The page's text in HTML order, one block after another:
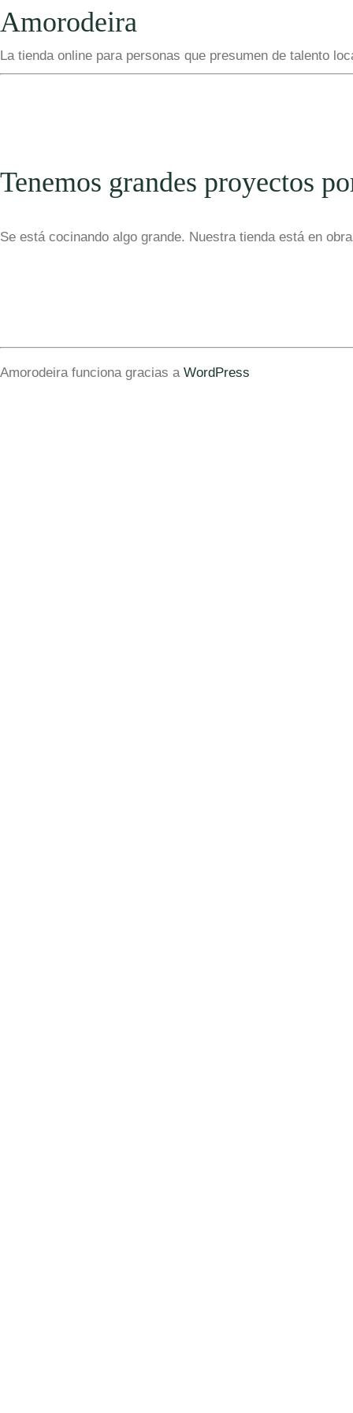
Amorodeira
La tienda online para personas que presumen de talento
Tenemos grandes proyectos
Se está cocinando algo grande. Nuestra tienda está en
Amorodeira funciona gracias a WordPress